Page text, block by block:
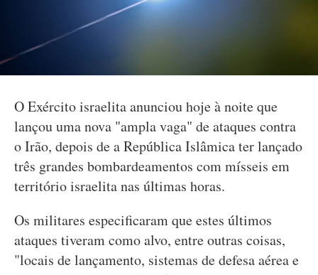
O Exército israelita anunciou hoje à noite que
lançou uma nova "ampla vaga" de ataques contra
o Irão, depois de a República Islâmica ter lançado
três grandes bombardeamentos com mísseis em
território israelita nas últimas horas.
Os militares especificaram que estes últimos
ataques tiveram como alvo, entre outras coisas,
"locais de lançamento, sistemas de defesa aérea e